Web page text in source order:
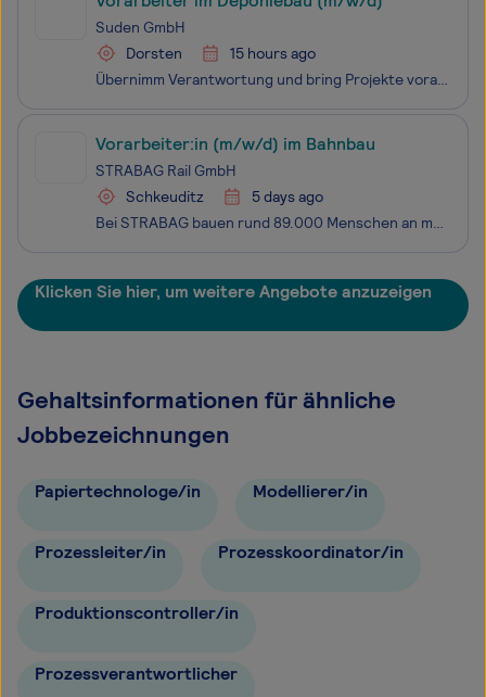
Suden GmbH
Dorsten
15 hours ago
Übernimm Verantwortung und bring Projekte voran.Als Vorarbeiter:in im Deponiebau bist du die zentrale Schnittstelle zwischen Bauleitung und Team. Du koordinierst Abläufe auf der Baustelle, behältst den Überblick und sorgst dafür, dass unsere Projekte effizient, sicher und in hoher Qualität umgesetzt
Vorarbeiter:in (m/w/d) im Bahnbau
STRABAG Rail GmbH
Schkeuditz
5 days ago
Bei STRABAG bauen rund 89.000 Menschen an mehr als 2.400 Standorten weltweit am Fortschritt. Einzigartigkeit und individuelle Stärken kennzeichnen dabei nicht nur unsere Projekte, sondern auch jede:n Einzelne:n von uns. Ob im Hoch- und Ingenieurbau, Straßen- und Tiefbau, Brücken- und Tunnelbau, in d
Klicken Sie hier, um weitere Angebote anzuzeigen
Gehaltsinformationen für ähnliche
Jobbezeichnungen
Papiertechnologe/in Modellierer/in
Prozessleiter/in Prozesskoordinator/in
Produktionscontroller/in
Prozessverantwortlicher